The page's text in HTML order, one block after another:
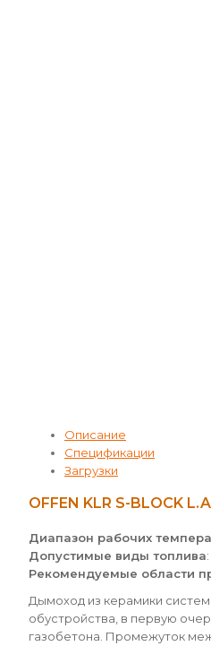
Описание
Спецификации
Загрузки
OFFEN KLR S-BLOCK
Диапазон рабочих
Допустимые виды топлива
Рекомендуемые области
Дымоход из керамики
обустройства, в первую
газобетона. Промежуток